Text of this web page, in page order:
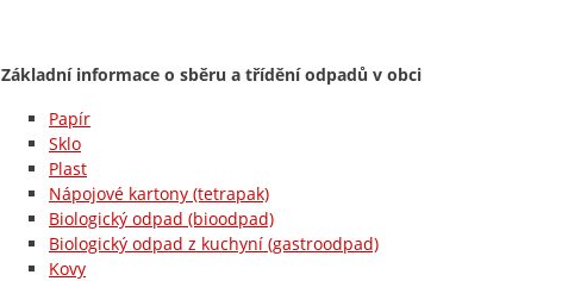
Základní informace o sběru a třídění odpadů v obci
Papír
Sklo
Plast
Nápojové kartony (tetrapak)
Biologický odpad (bioodpad)
Biologický odpad z kuchyní (gastroodpad)
Kovy